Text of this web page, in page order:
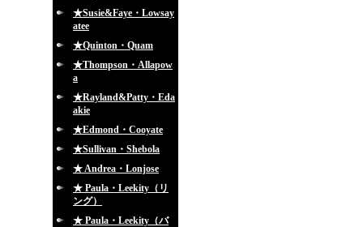
★Susie&Faye・Lowsay
atee
★Quinton・Quam
★Thompson・Allapow
a
★Rayland&Patty・Eda
akie
★Edmond・Cooyate
★Sullivan・Shebola
★ Andrea・Lonjose
★ Paula・Leekity（リ
ング）
★ Paula・Leekity（バ